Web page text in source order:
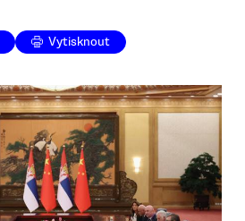
Vytisknout